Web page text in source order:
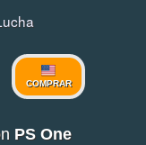
COMPRAR
PS One